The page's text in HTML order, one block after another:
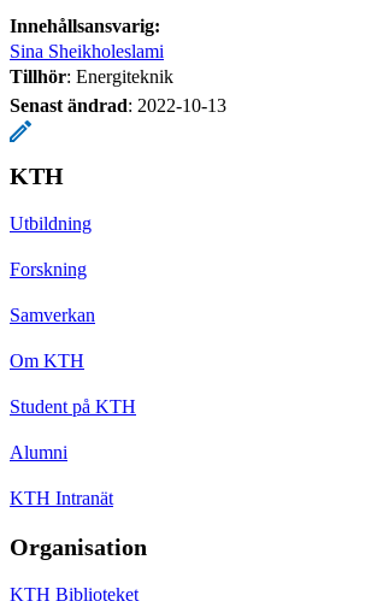
Innehållsansvarig:
Sina Sheikholeslami
Tillhör: Energiteknik
Senast ändrad: 2022-10-13
KTH
Utbildning
Forskning
Samverkan
Om KTH
Student på KTH
Alumni
KTH Intranät
Organisation
KTH Biblioteket